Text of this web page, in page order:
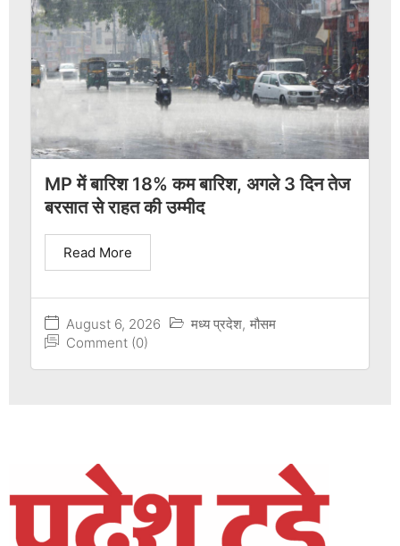
MP में बारिश 18% कम बारिश, अगले 3 दिन तेज
बरसात से राहत की उम्मीद
August 6, 2026 मध्य प्रदेश, मौसम
Comment (0)
Read More